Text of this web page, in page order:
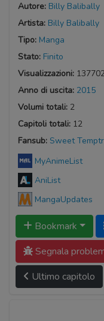
Autore: Billy Balibally
Artista: Billy Balibally
Tipo: Manga
Stato: Finito
Visualizzazioni:
Anno di uscita: 2015
Volumi totali: 2
Capitoli totali: 12
Fansub: Sweet
MyAnimeList
AniList
MangaUpdates
Bookmark
Segnala
Ultimo capitolo